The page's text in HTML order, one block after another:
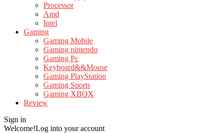
Processor
Amd
Intel
Gaming
Gaming Mobile
Gaming nintendo
Gaming Pc
Keyboard&&Mouse
Gaming PlayStation
Gaming Sports
Gaming XBOX
Review
Sign in
Welcome!Log into your account